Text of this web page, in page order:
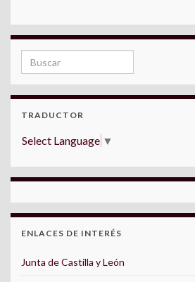
Search for:
TRADUCTOR
Select Language ▼
ENLACES DE INTERÉS
Junta de Castilla y León